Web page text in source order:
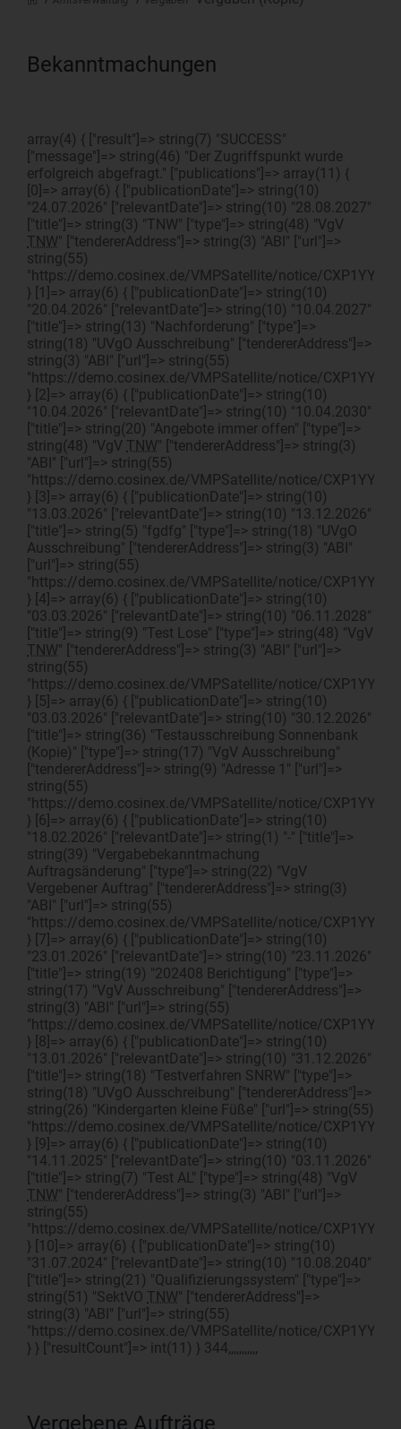
Bekanntmachungen
array(4) { ["result"]=> string(7) "SUCCESS"
["message"]=> string(46) "Der Zugriffspunkt wurde
erfolgreich abgefragt." ["publications"]=> array(11) {
[0]=> array(6) { ["publicationDate"]=> string(10)
"24.07.2026" ["relevantDate"]=> string(10) "28.08.2027"
["title"]=> string(3) "TNW" ["type"]=> string(48) "VgV
TNW" ["tendererAddress"]=> string(3) "ABI" ["url"]=>
string(55)
"https://demo.cosinex.de/VMPSatellite/notice/
} [1]=> array(6) { ["publicationDate"]=> string(10)
"20.04.2026" ["relevantDate"]=> string(10) "10.04.2027"
["title"]=> string(13) "Nachforderung" ["type"]=>
string(18) "UVgO Ausschreibung" ["tendererAddress"]=>
string(3) "ABI" ["url"]=> string(55)
"https://demo.cosinex.de/VMPSatellite/notice/
} [2]=> array(6) { ["publicationDate"]=> string(10)
"10.04.2026" ["relevantDate"]=> string(10) "10.04.2030"
["title"]=> string(20) "Angebote immer offen" ["type"]=>
string(48) "VgV TNW" ["tendererAddress"]=> string(3)
"ABI" ["url"]=> string(55)
"https://demo.cosinex.de/VMPSatellite/notice/
} [3]=> array(6) { ["publicationDate"]=> string(10)
"13.03.2026" ["relevantDate"]=> string(10) "13.12.2026"
["title"]=> string(5) "fgdfg" ["type"]=> string(18) "UVgO
Ausschreibung" ["tendererAddress"]=> string(3) "ABI"
["url"]=> string(55)
"https://demo.cosinex.de/VMPSatellite/notice/
} [4]=> array(6) { ["publicationDate"]=> string(10)
"03.03.2026" ["relevantDate"]=> string(10) "06.11.2028"
["title"]=> string(9) "Test Lose" ["type"]=> string(48) "VgV
TNW" ["tendererAddress"]=> string(3) "ABI" ["url"]=>
string(55)
"https://demo.cosinex.de/VMPSatellite/notice/
} [5]=> array(6) { ["publicationDate"]=> string(10)
"03.03.2026" ["relevantDate"]=> string(10) "30.12.2026"
["title"]=> string(36) "Testausschreibung Sonnenbank
(Kopie)" ["type"]=> string(17) "VgV Ausschreibung"
["tendererAddress"]=> string(9) "Adresse 1" ["url"]=>
string(55)
"https://demo.cosinex.de/VMPSatellite/notice/
} [6]=> array(6) { ["publicationDate"]=> string(10)
"18.02.2026" ["relevantDate"]=> string(1) "-" ["title"]=>
string(39) "Vergabebekanntmachung
Auftragsänderung" ["type"]=> string(22) "VgV
Vergebener Auftrag" ["tendererAddress"]=> string(3)
"ABI" ["url"]=> string(55)
"https://demo.cosinex.de/VMPSatellite/notice/
} [7]=> array(6) { ["publicationDate"]=> string(10)
"23.01.2026" ["relevantDate"]=> string(10) "23.11.2026"
["title"]=> string(19) "202408 Berichtigung" ["type"]=>
string(17) "VgV Ausschreibung" ["tendererAddress"]=>
string(3) "ABI" ["url"]=> string(55)
"https://demo.cosinex.de/VMPSatellite/notice/
} [8]=> array(6) { ["publicationDate"]=> string(10)
"13.01.2026" ["relevantDate"]=> string(10) "31.12.2026"
["title"]=> string(18) "Testverfahren SNRW" ["type"]=>
string(18) "UVgO Ausschreibung" ["tendererAddress"]=>
string(26) "Kindergarten kleine Füße" ["url"]=> string(55)
"https://demo.cosinex.de/VMPSatellite/notice/
} [9]=> array(6) { ["publicationDate"]=> string(10)
"14.11.2025" ["relevantDate"]=> string(10) "03.11.2026"
["title"]=> string(7) "Test AL" ["type"]=> string(48) "VgV
TNW" ["tendererAddress"]=> string(3) "ABI" ["url"]=>
string(55)
"https://demo.cosinex.de/VMPSatellite/notice/
} [10]=> array(6) { ["publicationDate"]=> string(10)
"31.07.2024" ["relevantDate"]=> string(10) "10.08.2040"
["title"]=> string(21) "Qualifizierungssystem" ["type"]=>
string(51) "SektVO TNW" ["tendererAddress"]=>
string(3) "ABI" ["url"]=> string(55)
"https://demo.cosinex.de/VMPSatellite/notice/
} } ["resultCount"]=> int(11) } 344,,,,,,,,,,,
Vergebene Aufträge